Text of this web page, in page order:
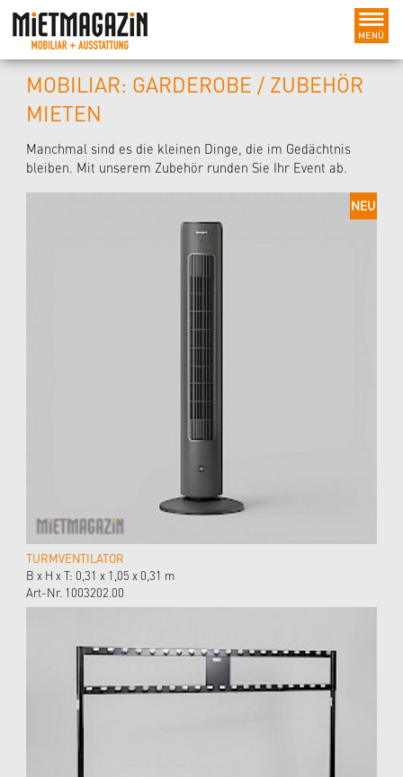
MOBILIAR: GARDEROBE / ZUBEHÖR
MIETEN
Manchmal sind es die kleinen Dinge, die im Gedächtnis
bleiben. Mit unserem Zubehör runden Sie Ihr Event ab.
TURMVENTILATOR
B x H x T: 0,31 x 1,05 x 0,31 m
Art-Nr. 1003202.00